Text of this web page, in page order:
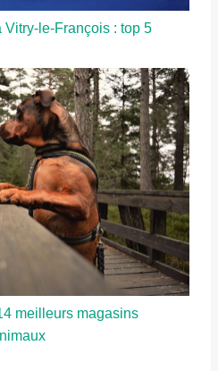
Vitry-le-François : top 5
meilleurs magasins